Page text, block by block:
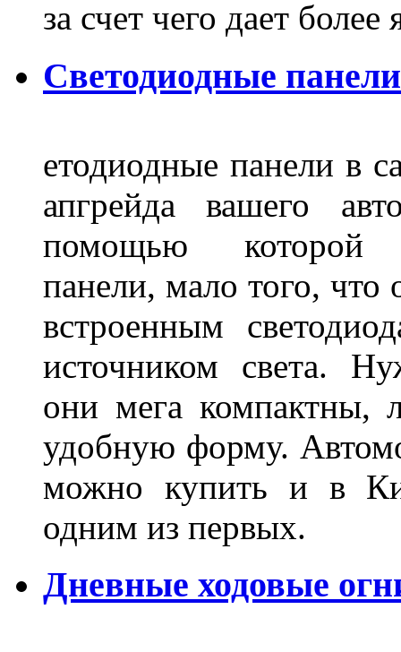
за счет чего дает
Светодиодные
етодиодные панели в
апгрейда вашего
помощью
панели, мало того, что
встроенным
источником света.
они мега компактны,
удобную форму.
можно купить и в
одним из первых.
Дневные ходовые